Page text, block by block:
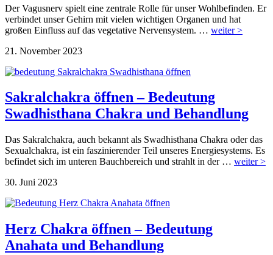
Der Vagusnerv spielt eine zentrale Rolle für unser Wohlbefinden. Er
verbindet unser Gehirn mit vielen wichtigen Organen und hat
großen Einfluss auf das vegetative Nervensystem. … weiter >
21. November 2023
Sakralchakra öffnen – Bedeutung
Swadhisthana Chakra und Behandlung
Das Sakralchakra, auch bekannt als Swadhisthana Chakra oder das
Sexualchakra, ist ein faszinierender Teil unseres Energiesystems. Es
befindet sich im unteren Bauchbereich und strahlt in der … weiter >
30. Juni 2023
Herz Chakra öffnen – Bedeutung
Anahata und Behandlung